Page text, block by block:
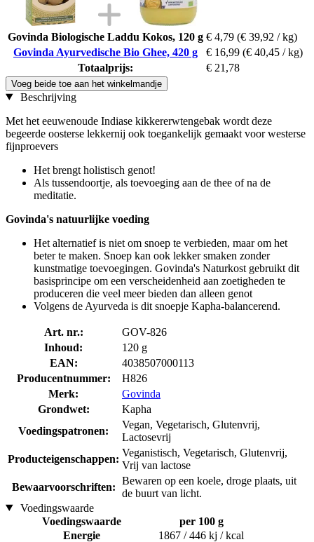
Govinda Biologische Laddu Kokos, 120 g € 4,79 (€ 39,92 / kg)
Govinda Ayurvedische Bio Ghee, 420 g
€ 16,99 (€ 40,45 / kg)
Totaalprijs:
€ 21,78
Voeg beide toe aan het winkelmandje
Beschrijving
Met het eeuwenoude Indiase kikkererwtengebak wordt deze
begeerde oosterse lekkernij ook toegankelijk gemaakt voor westerse
fijnproevers
Het brengt holistisch genot!
Als tussendoortje, als toevoeging aan de thee of na de
meditatie.
Govinda's natuurlijke voeding
Het alternatief is niet om snoep te verbieden, maar om het
beter te maken. Snoep kan ook lekker smaken zonder
kunstmatige toevoegingen. Govinda's Naturkost gebruikt dit
basisprincipe om een verscheidenheid aan zoetigheden te
produceren die veel meer bieden dan alleen genot
Volgens de Ayurveda is dit snoepje Kapha-balancerend.
Art. nr.:
GOV-826
Inhoud:
120 g
EAN:
4038507000113
Producentnummer:
H826
Merk:
Govinda
Grondwet:
Kapha
Voedingspatronen:
Vegan, Vegetarisch, Glutenvrij,
Lactosevrij
Producteigenschappen:
Veganistisch, Vegetarisch, Glutenvrij,
Vrij van lactose
Bewaarvoorschriften:
Bewaren op een koele, droge plaats, uit
de buurt van licht.
Voedingswaarde
Voedingswaarde
per 100 g
Energie
1867 / 446 kj / kcal